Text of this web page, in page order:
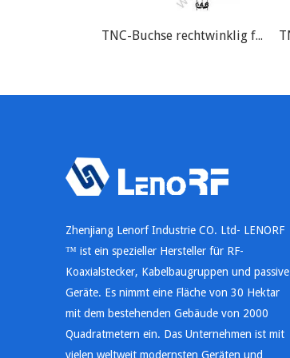
TNC-Buchse rechtwinklig für RG58 RF-Anschluss
Zhenjiang Lenorf Industrie CO. Ltd- LENORF
™ ist ein spezieller Hersteller für RF-
Koaxialstecker, Kabelbaugruppen und passive
Geräte. Es nimmt eine Fläche von 30 Hektar
mit dem bestehenden Gebäude von 2000
Quadratmetern ein. Das Unternehmen ist mit
vielen weltweit modernsten Geräten und